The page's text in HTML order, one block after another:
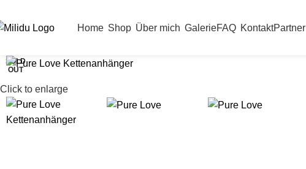
Home Shop Über mich GalerieFAQ KontaktPartner
SOLD
OUT
Click to enlarge